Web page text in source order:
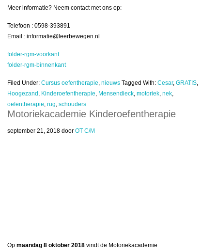
Meer informatie? Neem contact met ons op:
Telefoon : 0598-393891
Email : informatie@leerbewegen.nl
folder-rgm-voorkant
folder-rgm-binnenkant
Filed Under: Cursus oefentherapie, nieuws Tagged With: Cesar, GRATIS,
Hoogezand , Kinderoefentherapie, Mensendieck, motoriek, nek,
oefentherapie, rug, schouders
Motoriekacademie Kinderoefentherapie
september 21, 2018 door OT C/M
Op maandag 8 oktober 2018 vindt de Motoriekacademie